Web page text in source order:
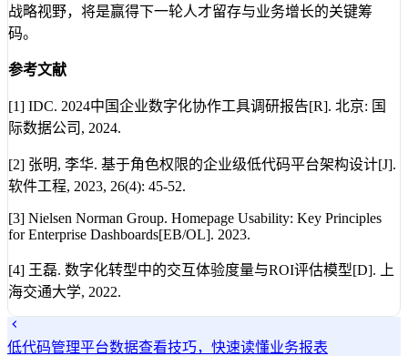
战略视野，将是赢得下一轮人才留存与业务增长的关键筹
码。
参考文献
[1] IDC. 2024中国企业数字化协作工具调研报告[R]. 北京: 国
际数据公司, 2024.
[2] 张明, 李华. 基于角色权限的企业级低代码平台架构设计[J].
软件工程, 2023, 26(4): 45-52.
[3] Nielsen Norman Group. Homepage Usability: Key Principles
for Enterprise Dashboards[EB/OL]. 2023.
[4] 王磊. 数字化转型中的交互体验度量与ROI评估模型[D]. 上
海交通大学, 2022.
低代码管理平台数据查看技巧，快速读懂业务报表